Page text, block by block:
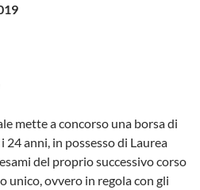
mette a concorso una borsa di
anni, in possesso di Laurea
del proprio successivo corso
unico, ovvero in regola con gli